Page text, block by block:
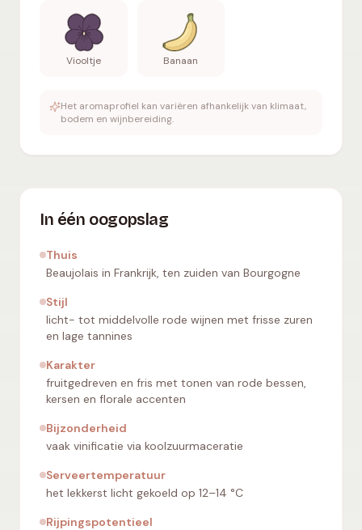
Viooltje Banaan
Het aromaprofiel kan variëren afhankelijk van klimaat,
bodem en wijnbereiding.
In één oogopslag
Thuis
Beaujolais in Frankrijk, ten zuiden van Bourgogne
Stijl
licht- tot middelvolle rode wijnen met frisse zuren
en lage tannines
Karakter
fruitgedreven en fris met tonen van rode bessen,
kersen en florale accenten
Bijzonderheid
vaak vinificatie via koolzuurmaceratie
Serveertemperatuur
het lekkerst licht gekoeld op 12–14 °C
Rijpingspotentieel